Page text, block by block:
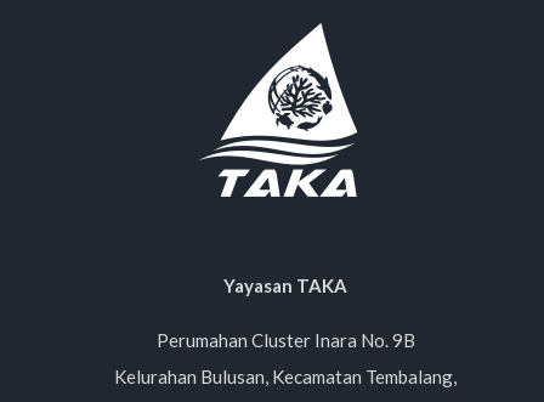
Yayasan TAKA
Perumahan Cluster Inara No. 9B
Kelurahan Bulusan, Kecamatan Tembalang,